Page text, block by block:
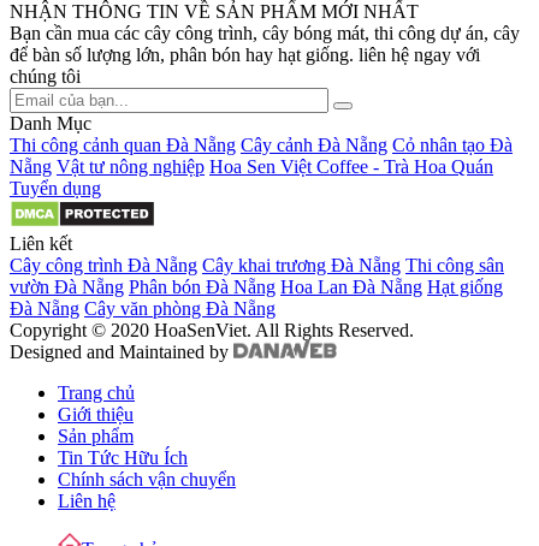
NHẬN THÔNG TIN VỀ SẢN PHẨM MỚI NHẤT
Bạn cần mua các cây công trình, cây bóng mát, thi công dự án, cây
để bàn số lượng lớn, phân bón hay hạt giống. liên hệ ngay với
chúng tôi
Danh Mục
Thi công cảnh quan Đà Nẵng Cây cảnh Đà Nẵng Cỏ nhân tạo Đà
Nẵng Vật tư nông nghiệp Hoa Sen Việt Coffee - Trà Hoa Quán
Tuyển dụng
Liên kết
Cây công trình Đà Nẵng Cây khai trương Đà Nẵng Thi công sân
vườn Đà Nẵng Phân bón Đà Nẵng Hoa Lan Đà Nẵng Hạt giống
Đà Nẵng Cây văn phòng Đà Nẵng
Copyright © 2020 HoaSenViet. All Rights Reserved.
Designed and Maintained by
Trang chủ
Giới thiệu
Sản phẩm
Tin Tức Hữu Ích
Chính sách vận chuyển
Liên hệ